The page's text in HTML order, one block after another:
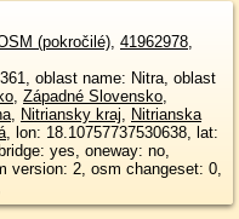
(pokročilé), 41962978,
, Západné Slovensko,
, Nitriansky kraj, Nitrianska
, lon: 18.10757737530638, lat:
yes, oneway: no,
version: 2, osm changeset: 0,